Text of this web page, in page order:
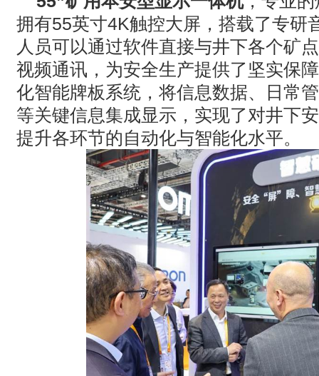
拥有55英寸4K触控大屏，搭载了专研
人员可以通过软件直接与井下各个矿
视频通讯，为安全生产提供了坚实保
化智能牌板系统，将信息数据、日常
等关键信息集成显示，实现了对井下
提升各环节的自动化与智能化水平。